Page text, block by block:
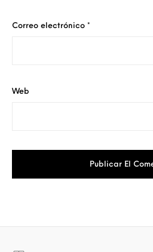
Correo electrónico *
Web